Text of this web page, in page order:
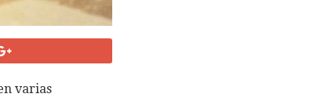
varias